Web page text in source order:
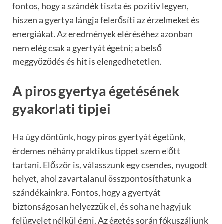
fontos, hogy a szándék tiszta és pozitív legyen,
hiszen a gyertya lángja felerősíti az érzelmeket és
energiákat. Az eredmények eléréséhez azonban
nem elég csak a gyertyát égetni; a belső
meggyőződés és hit is elengedhetetlen.
A piros gyertya égetésének
gyakorlati tipjei
Ha úgy döntünk, hogy piros gyertyát égetünk,
érdemes néhány praktikus tippet szem előtt
tartani. Először is, válasszunk egy csendes, nyugodt
helyet, ahol zavartalanul összpontosíthatunk a
szándékainkra. Fontos, hogy a gyertyát
biztonságosan helyezzük el, és soha ne hagyjuk
felügyelet nélkül égni. Az égetés során fókuszáljunk